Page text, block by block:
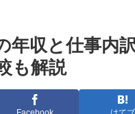
年収と仕事内
も解説